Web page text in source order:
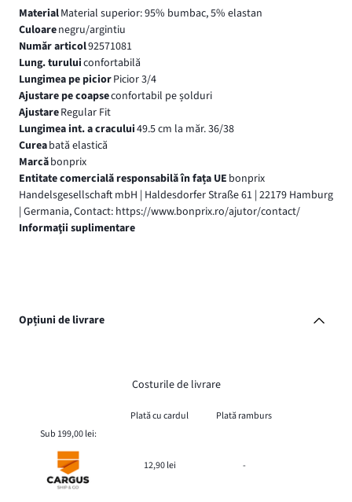
MaterialMaterial superior: 95% bumbac, 5% elastan
Culoarenegru/argintiu
Număr articol92571081
Lung. turuluiconfortabilă
Lungimea pe piciorPicior 3/4
Ajustare pe coapseconfortabil pe șolduri
AjustareRegular Fit
Lungimea int. a cracului49.5 cm la măr. 36/38
Cureabată elastică
Marcăbonprix
Entitate comercială responsabilă în fața UE bonprix
Handelsgesellschaft mbH | Haldesdorfer Straße 61 | 22179 Hamburg
| Germania, Contact: https://www.bonprix.ro/ajutor/contact/
Informaţii suplimentare
Opțiuni de livrare
Costurile de livrare
Plată cu cardul
Plată ramburs
Sub 199,00 lei:
12,90 lei -